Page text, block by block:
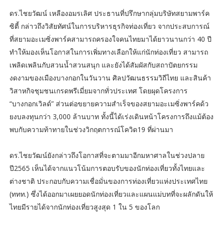
ดร.ไชยวัฒน์ เหลืองอมรเลิศ ประธานที่ปรึกษากลุ่มบริษัทสยามพาร์ค
ซิตี้ กล่าวถึงวิสัยทัศน์ในการบริหารธุรกิจท่องเที่ยว จากประสบการณ์
ที่สยามอะเมซิ่งพาร์คสามารถครองใจคนไทยมาได้ยาวนานกว่า 40 ปี
ทำให้มองเห็นโอกาสในการเพิ่มทางเลือกให้แก่นักท่องเที่ยว สามารถ
เพลิดเพลินกับสวนน้ำสวนสนุก และยังได้สัมผัสกับสถาปัตยกรรม
งดงามของเมืองบางกอกในวันวาน ศิลปวัฒนธรรมวิถีไทย และสินค้า
วิสาหกิจชุมชนเกรดพรีเมี่ยมจากทั่วประเทศ โดยผุดโครงการ
“บางกอกเวิลด์” ส่วนต่อขยายความสำเร็จของสยามอะเมซิ่งพาร์คด้ว
ยงบลงทุนกว่า 3,000 ล้านบาท ทั้งนี้ได้เร่งเดินหน้าโครงการถึงแม้ต้อง
พบกับความท้าทายในช่วงวิกฤตการณ์โควิด19 ที่ผ่านมา
ดร.ไชยวัฒน์ยังกล่าวถึงโอกาสที่จะตามมาอีกมหาศาลในช่วงปลาย
ปี2565 เห็นได้จากแนวโน้มการตอบรับของนักท่องเที่ยวทั้งไทยและ
ต่างชาติ ประกอบกับความเชื่อมั่นของการท่องเที่ยวแห่งประเทศไทย
(ททท.) ซึ่งได้ออกมาเผยยอดนักท่องเที่ยวและแผนแม่บทที่จะผลักดันให้
ไทยมีรายได้จากนักท่องเที่ยวสูงสุด 1 ใน 5 ของโลก